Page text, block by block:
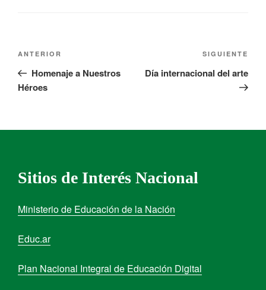
ANTERIOR
Homenaje a Nuestros
Héroes
SIGUIENTE
Día internacional del arte
Sitios de Interés Nacional
Ministerio de Educación de la Nación
Educ.ar
Plan Nacional Integral de Educación Digital